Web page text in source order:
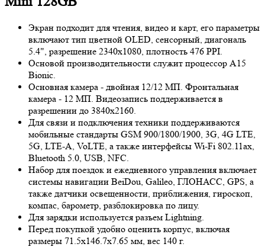
Экран подходит для чтения, видео и карт, его параметры
включают тип цветной OLED, сенсорный, диагональ
5.4", разрешение 2340x1080, плотность 476 PPI.
Основой производительности служит процессор A15
Bionic.
Основная камера - двойная 12/12 МП. Фронтальная
камера - 12 МП. Видеозапись поддерживается в
разрешении до 3840x2160.
Для связи и подключения техники поддерживаются
мобильные стандарты GSM 900/1800/1900, 3G, 4G LTE,
5G, LTE-A, VoLTE, а также интерфейсы Wi-Fi 802.11ax,
Bluetooth 5.0, USB, NFC.
Набор для поездок и ежедневного управления включает
системы навигации BeiDou, Galileo, ГЛОНАСС, GPS, а
также датчики освещенности, приближения, гироскоп,
компас, барометр, разблокировка по лицу.
Для зарядки используется разъем Lightning.
Перед покупкой удобно оценить корпус, включая
размеры 71.5x146.7x7.65 мм, вес 140 г.